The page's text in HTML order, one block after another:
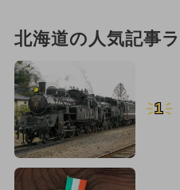
北海道の人気記事
1